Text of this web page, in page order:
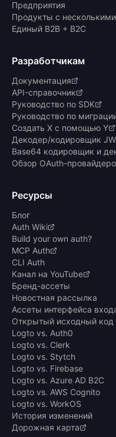
Предприятия
Продукты с
Единый B2B + B2C
Разработчикам
Документация
API-справочник
Руководство по SDK
Руководство по
Создать X с помощью Y
Декодер/кодировщик
Base64 кодировщик и
Обзор OAuth-
Ресурсы
Блог
Auth Wiki
Build your own auth?
MCP Auth
CLI Auth
Канал на YouTube
Бренд-ассеты
Новостная рассылка
Ассеты интерфейса
Открытый исходный код
Logto vs. Auth0
Logto vs. Clerk
Logto vs. Stytch
Logto vs. Firebase
Logto vs. Azure AD B2C
Logto vs. AWS Cognito
Logto vs. WorkOS
История изменений
Дорожная карта